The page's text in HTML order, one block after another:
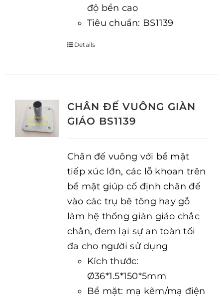
độ bền cao
Tiêu chuẩn: BS1139
Details
CHÂN ĐẾ VUÔNG GIÀN
GIÁO BS1139
Chân đế vuông với bề mặt
tiếp xúc lớn, các lỗ khoan trên
bề mặt giúp cố định chân đế
vào các trụ bê tông hay gỗ
làm hệ thống giàn giáo chắc
chắn, đem lại sự an toàn tối
đa cho người sử dụng
Kích thước:
Ø36*1.5*150*5mm
Bề mặt: mạ kẽm/mạ điện